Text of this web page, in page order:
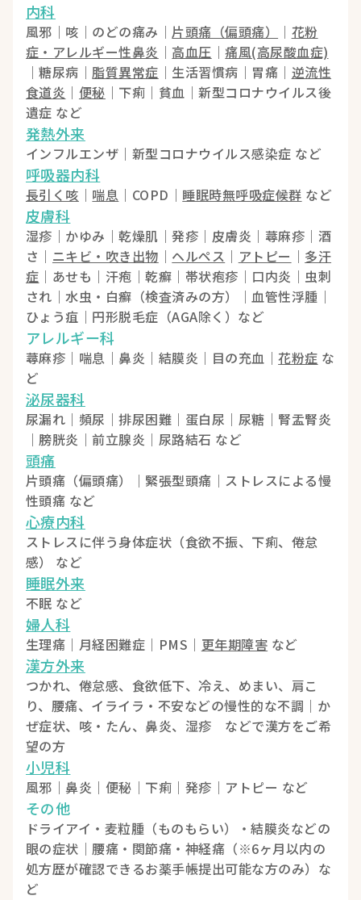
内科
風邪｜咳｜のどの痛み｜片頭痛（偏頭痛） ｜ 花粉
症・アレルギー性鼻炎 ｜ 高血圧 ｜痛風(高尿酸血症)
｜糖尿病｜脂質異常症 ｜生活習慣病｜胃痛｜ 逆流性
食道炎 ｜ 便秘 ｜下痢｜貧血｜新型コロナウイルス後
遺症 など
発熱外来
インフルエンザ｜新型コロナウイルス感染症 など
呼吸器内科
長引く咳 ｜ 喘息 ｜COPD｜ 睡眠時無呼吸症候群 など
皮膚科
湿疹｜かゆみ｜乾燥肌｜発疹｜皮膚炎｜蕁麻疹｜酒
さ｜ ニキビ・吹き出物 ｜ ヘルペス ｜ アトピー ｜ 多汗
症 ｜あせも｜汗疱｜乾癬｜帯状疱疹｜口内炎｜虫刺
され｜水虫・白癬（検査済みの方）｜血管性浮腫｜
ひょう疽｜円形脱毛症（AGA除く）など
アレルギー科
蕁麻疹｜喘息｜鼻炎｜結膜炎｜目の充血｜花粉症 な
ど
泌尿器科
尿漏れ｜頻尿｜排尿困難｜蛋白尿｜尿糖｜腎盂腎炎
｜膀胱炎｜前立腺炎｜尿路結石 など
頭痛
片頭痛（偏頭痛）｜緊張型頭痛｜ストレスによる慢
性頭痛 など
心療内科
ストレスに伴う身体症状（食欲不振、下痢、倦怠
感） など
睡眠外来
不眠 など
婦人科
生理痛｜月経困難症｜PMS｜ 更年期障害 など
漢方外来
つかれ、倦怠感、食欲低下、冷え、めまい、肩こ
り、腰痛、イライラ・不安などの慢性的な不調｜か
ぜ症状、咳・たん、鼻炎、湿疹 などで漢方をご希
望の方
小児科
風邪｜鼻炎｜便秘｜下痢｜発疹｜アトピー など
その他
ドライアイ・麦粒腫（ものもらい）・結膜炎などの
眼の症状｜腰痛・関節痛・神経痛（※6ヶ月以内の
処方歴が確認できるお薬手帳提出可能な方のみ）な
ど